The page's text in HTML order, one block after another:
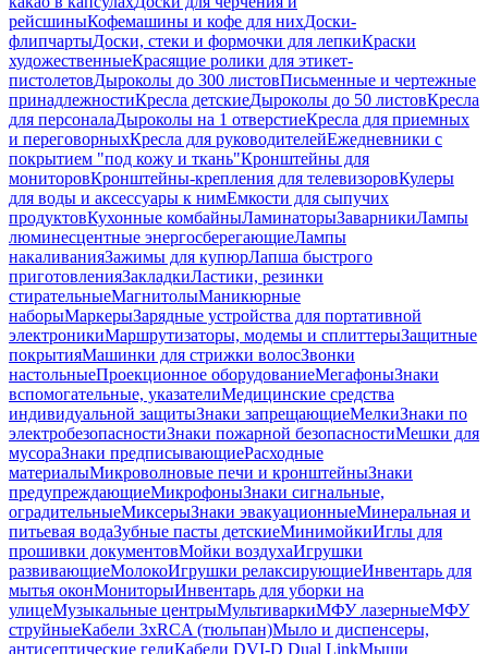
рейсшиныКофемашины и кофе для нихДоски-
флипчартыДоски, стеки и формочки для лепкиКраски
художественныеКрасящие ролики для этикет-
пистолетовДыроколы до 300 листовПисьменные и чертежные
принадлежностиКресла детскиеДыроколы до 50 листовКресла
для персоналаДыроколы на 1 отверстиеКресла для приемных
и переговорныхКресла для руководителейЕжедневники с
покрытием "под кожу и ткань"Кронштейны для
мониторовКронштейны-крепления для телевизоровКулеры
для воды и аксессуары к нимЕмкости для сыпучих
продуктовКухонные комбайныЛаминаторыЗаварникиЛампы
люминесцентные энергосберегающиеЛампы
накаливанияЗажимы для купюрЛапша быстрого
приготовленияЗакладкиЛастики, резинки
стирательныеМагнитолыМаникюрные
наборыМаркерыЗарядные устройства для портативной
электроникиМаршрутизаторы, модемы и сплиттерыЗащитные
покрытияМашинки для стрижки волосЗвонки
настольныеПроекционное оборудованиеМегафоныЗнаки
вспомогательные, указателиМедицинские средства
индивидуальной защитыЗнаки запрещающиеМелкиЗнаки по
электробезопасностиЗнаки пожарной безопасностиМешки для
мусораЗнаки предписывающиеРасходные
материалыМикроволновые печи и кронштейныЗнаки
предупреждающиеМикрофоныЗнаки сигнальные,
оградительныеМиксерыЗнаки эвакуационныеМинеральная и
питьевая водаЗубные пасты детскиеМинимойкиИглы для
прошивки документовМойки воздухаИгрушки
развивающиеМолокоИгрушки релаксирующиеИнвентарь для
мытья оконМониторыИнвентарь для уборки на
улицеМузыкальные центрыМультиваркиМФУ лазерныеМФУ
струйныеКабели 3xRCA (тюльпан)Мыло и диспенсеры,
антисептические гелиКабели DVI-D Dual LinkМыши